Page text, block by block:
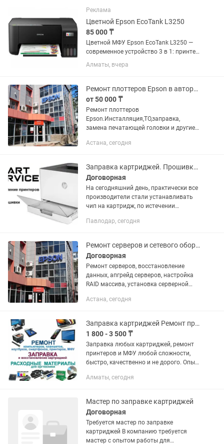
подходит для офиса и домашнего...
Реклама
Цветной Epson EcoTank L3250
85 000 ₸
Цветной МФУ Epson EcoTank L3250 —
современное устройство 3 в 1: принтер,
сканер и копир. Отлично подходит для
дома, учебы, офиса и бизнеса.
подачи чернил печать...
Алматы, вчера
Ремонт плоттеров Epson в авторизованном Сервис Центре Лайн
от 50 000 ₸
Ремонт плоттеров
Epson.Инсталляция,ТО,заправка,
замена печатающей головки и другие
- это более 30 лет опыта и знаний.
профессионально...
Астана, сегодня
Заправка картриджей. Прошивка принтеров HP, Samsung, Xerox, Pantum.
Договорная
На сегодняшний день, практически все
производители стали устанавливать
чип на картридж, по истечении
замена или замена картриджа. Мы
Павлодар, сегодня
Ремонт серверов и сетевого оборудования в Сервисном Центре Лайн
Договорная
Ремонт серверов, восстановление
данных, апгрейд серверов, настройка
RAID массива, установка серверной
Server....), настройка сетевого
Астана, сегодня
Заправка картриджей Ремонт принтеров
1 800 - 3 500 ₸
Заправка любых картриджей, ремонт
принтеров и МФУ любой сложности,
быстро, качественно и не дорого. Опыт
выезд
Алматы, сегодня
Мастер по заправке картриджей
Договорная
Требуется мастер по заправке
картриджей В компанию требуется
мастер с опытом работы для